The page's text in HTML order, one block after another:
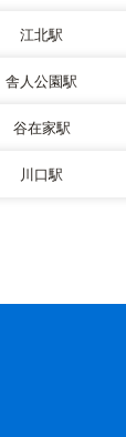
江北駅
舎人公園駅
谷在家駅
川口駅